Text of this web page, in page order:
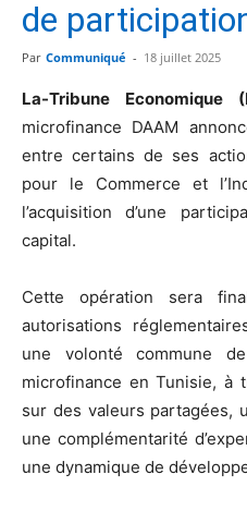
de
Par Communiqué - 18 juillet 2025
La-Tribune Economique
microfinance DAAM
entre certains de ses
pour le Commerce et
l’acquisition d’une
capital.
Cette opération sera
autorisations
une volonté commune
microfinance en Tunisie, à
sur des valeurs partagées,
une complémentarité
une dynamique de